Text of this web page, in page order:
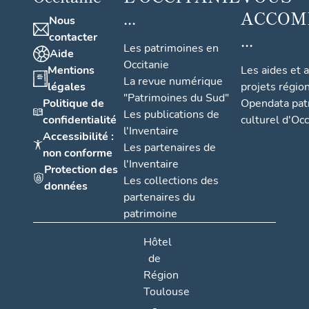
Nous
contacter
Aide
Mentions
légales
Politique de
confidentialité
Accessibilité :
non conforme
Protection des
données
...
Les patrimoines en
Occitanie
La revue numérique
"Patrimoines du Sud"
Les publications de
l'Inventaire
Les partenaires de
l'Inventaire
Les collections des
partenaires du
patrimoine
...
Les aides et
projets
Opendata
culturel
Hôtel
de
Région
Toulouse